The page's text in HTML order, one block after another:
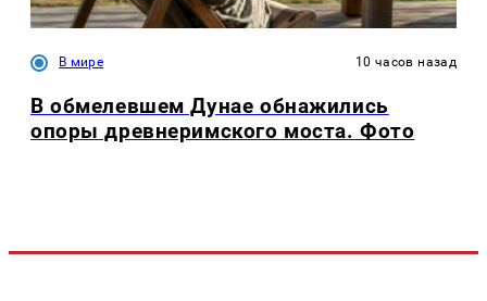
В мире 10 часов назад
В обмелевшем Дунае обнажились
опоры древнеримского моста. Фото